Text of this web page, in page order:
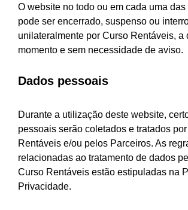
O website no todo ou em cada uma
pode ser encerrado, suspenso ou
unilateralmente por Curso Rentáveis, a
momento e sem necessidade de aviso.
Dados pessoais
Durante a utilização deste website,
pessoais serão coletados e tratados
Rentáveis e/ou pelos Parceiros. As
relacionadas ao tratamento de dados
Curso Rentáveis estão estipuladas na
Privacidade.